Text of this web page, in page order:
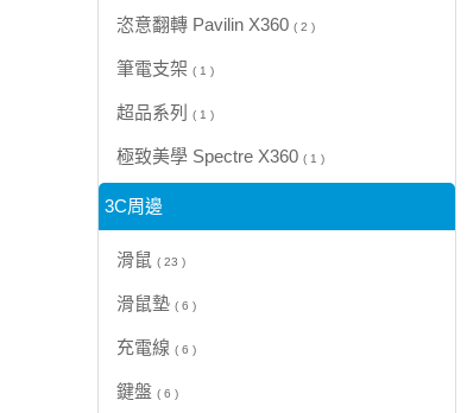
恣意翻轉 Pavilin X360 ( 2 )
筆電支架 ( 1 )
超品系列 ( 1 )
極致美學 Spectre X360 ( 1 )
3C周邊
滑鼠 ( 23 )
滑鼠墊 ( 6 )
充電線 ( 6 )
鍵盤 ( 6 )